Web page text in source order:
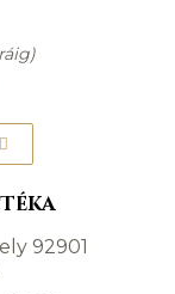
92901